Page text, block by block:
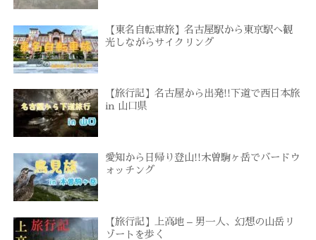
【東名自転車旅】名古屋駅から東京駅へ観
光しながらサイクリング
【旅行記】名古屋から出発!!下道で西日本旅
in 山口県
愛知から日帰り登山!!木曽駒ヶ岳でバードウ
ォッチング
【旅行記】上高地 – 男一人、幻想の山岳リ
ゾートを歩く